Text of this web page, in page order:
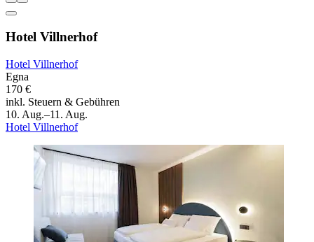
Hotel Villnerhof
Hotel Villnerhof
Egna
170 €
inkl. Steuern & Gebühren
10. Aug.–11. Aug.
Hotel Villnerhof